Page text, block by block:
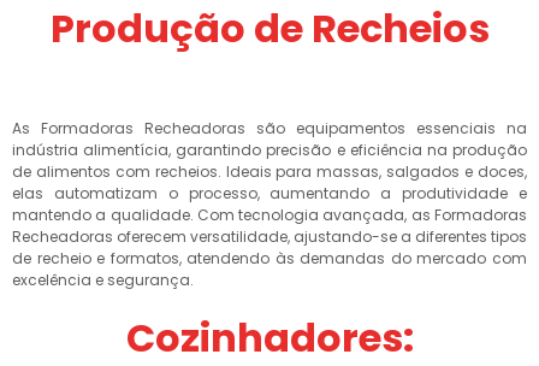
Produção de Recheios
As Formadoras Recheadoras são equipamentos essenciais na
indústria alimentícia, garantindo precisão e eficiência na produção
de alimentos com recheios. Ideais para massas, salgados e doces,
elas automatizam o processo, aumentando a produtividade e
mantendo a qualidade. Com tecnologia avançada, as Formadoras
Recheadoras oferecem versatilidade, ajustando-se a diferentes tipos
de recheio e formatos, atendendo às demandas do mercado com
excelência e segurança.
Cozinhadores: